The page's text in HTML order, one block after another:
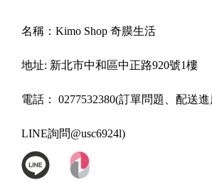
名稱： Kimo Shop 奇膜生活
地址: 新北市中和區中正路920號1樓
電話： 0277532380(訂單問題、配送
LINE詢問@usc6924l)